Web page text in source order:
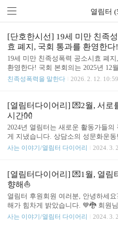
열림터
[단호한시선] 19세 미만 친족
효 폐지, 국회 통과를 환영한다!
19세 미만 친족성폭력 공소시효 폐
환영한다! 국회 본회의는 2025년 12
한 아동·청소년 대상 성폭력 공소시
이후부터 만 19세 미만의 친족성폭력
시효를 적용받지 않는다. 또한 아직
되지 않은 사건에도 동일하게 적용된
상담소는 가족 내 성폭력에 대한 구
‘친족성폭력 공소시효 폐지’ 법안의
환영한다. 오늘의 변화는 친족성폭력
낸 분명한 성과다. 공소시효는 형사
간이 경과하면 범인 처벌을 면제하
친족성폭력을 말한다 2026. 2. 12. 10:59
[열림터다이어리] 💌2월, 서로
시간👐
2024년 열림터는 새로운 활동가들의
게 지냈습니다. 상담소의 성문화운
아 활동가와 여성주의상담팀에 있었
마음이 들뜨고 설레는 날들의 연속입
터에 있었던 이들의 능숙함도 돋보이
생활인은 종종 너스레를 떨며 아직
활동가들에게 처음 병원에 동행했을
하는지, 거실의 청소기 먼지통은 어
등을 알려주며 활동가들의 적응을 돕
사는 이야기/열림터 다이어리 2024. 3.
[열림터다이어리] 💌1월, 열림
향해⛵
열림터 후원회원 여러분, 안녕하세요
해가 힘차게 밝았습니다. 💙🐉 회원
많이 받으세요~~~ 🙇 올겨울은 유난
사는 이야기/열림터 다이어리 2024. 3.